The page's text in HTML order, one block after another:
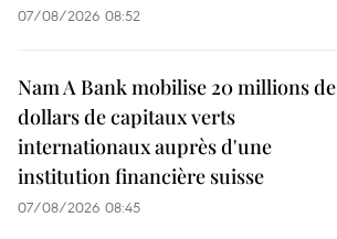
07/08/2026 08:52
Nam A Bank mobilise 20 millions de
dollars de capitaux verts
internationaux auprès d'une
institution financière suisse
07/08/2026 08:45